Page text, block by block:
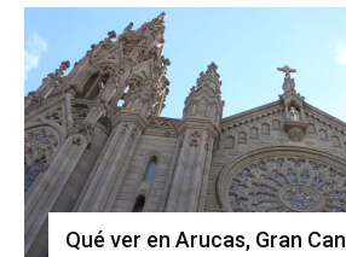
Qué ver en Arucas, Gran